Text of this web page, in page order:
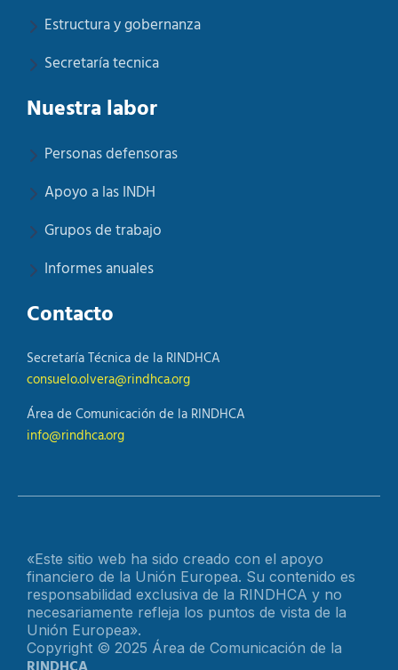
Estructura y gobernanza
Secretaría tecnica
Nuestra labor
Personas defensoras
Apoyo a las INDH
Grupos de trabajo
Informes anuales
Contacto
Secretaría Técnica de la RINDHCA
consuelo.olvera@rindhca.org
Área de Comunicación de la RINDHCA
info@rindhca.org
«Este sitio web ha sido creado con el apoyo
financiero de la Unión Europea. Su contenido es
responsabilidad exclusiva de la RINDHCA y no
necesariamente refleja los puntos de vista de la
Unión Europea».
Copyright © 2025 Área de Comunicación de la